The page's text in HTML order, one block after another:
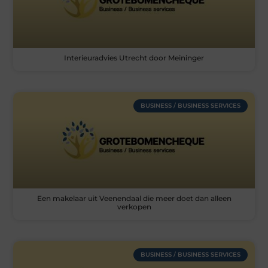
Interieuradvies Utrecht door Meininger
BUSINESS / BUSINESS SERVICES
Een makelaar uit Veenendaal die meer doet dan alleen
verkopen
BUSINESS / BUSINESS SERVICES